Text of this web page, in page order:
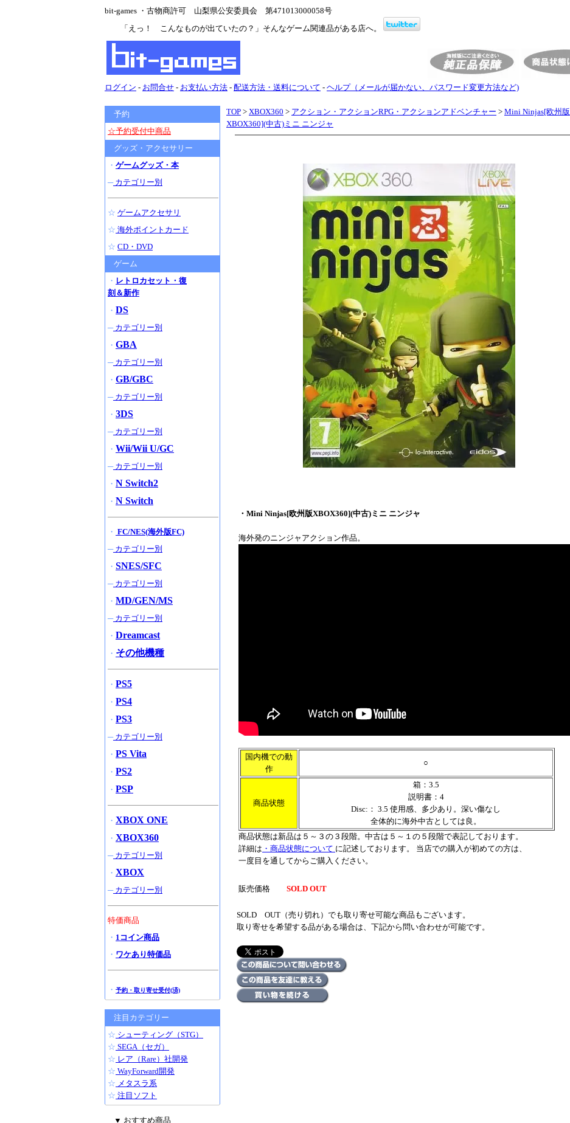
bit-games ・古物商許可 山梨県公安委員会 第471013000058号
「えっ！ こんなものが出ていたの？」そんなゲーム関連品がある店へ。
ログイン - お問合せ - お支払い方法 - 配送方法・送料について - ヘルプ（メールが届かない、パスワード変更方法など)
TOP > XBOX360 > アクション・アクションRPG・アクションアドベンチャー > Mini Ninjas[欧州版
XBOX360](中古)ミニ ニンジャ
・Mini Ninjas[欧州版XBOX360](中古)ミニ ニンジャ
海外発のニンジャアクション作品。
国内機での動
作
○
商品状態
箱：3.5
説明書：4
Disc:： 3.5 使用感、多少あり。深い傷なし
全体的に海外中古としては良。
商品状態は新品は５～３の３段階。中古は５～１の５段階で表記しております。
詳細は ・商品状態について に記述しております。 当店での購入が初めての方は、
一度目を通してからご購入ください。
販売価格 SOLD OUT
SOLD OUT（売り切れ）でも取り寄せ可能な商品もございます。
取り寄せを希望する品がある場合は、下記から問い合わせが可能です。
予約
☆予約受付中商品
グッズ・アクセサリー
・ ゲームグッズ・本
─カテゴリー別
☆ ゲームアクセサリ
☆ 海外ポイントカード
☆ CD・DVD
ゲーム
・ レトロカセット・復
刻＆新作
・ DS
─カテゴリー別
・ GBA
─カテゴリー別
・ GB/GBC
─カテゴリー別
・ 3DS
─カテゴリー別
・ Wii/Wii U/GC
─カテゴリー別
・ N Switch2
・ N Switch
・ FC/NES(海外版FC)
─カテゴリー別
・ SNES/SFC
─カテゴリー別
・ MD/GEN/MS
─カテゴリー別
・ Dreamcast
・ その他機種
・ PS5
・ PS4
・ PS3
─カテゴリー別
・ PS Vita
・ PS2
・ PSP
・ XBOX ONE
・ XBOX360
─カテゴリー別
・ XBOX
─カテゴリー別
特価商品
・ 1コイン商品
・ ワケあり特価品
・ 予約・取り寄せ受付(済)
注目カテゴリー
☆ シューティング（STG）
☆ SEGA（セガ）
☆ レア（Rare）社開発
☆ WayForward開発
☆ メタスラ系
☆ 注目ソフト
▼ おすすめ商品